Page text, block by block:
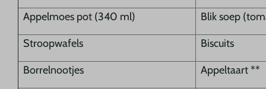
Appelmoes pot (340 ml) Blik soep
Stroopwafels Biscuits
Borrelnootjes Appeltaart **